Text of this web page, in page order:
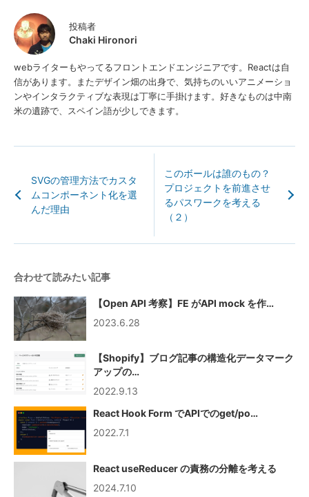
投稿者
Chaki Hironori
webライターもやってるフロントエンドエンジニアです。Reactは自
信があります。またデザイン畑の出身で、気持ちのいいアニメーショ
ンやインタラクティブな表現は丁寧に手掛けます。好きなものは中南
米の遺跡で、スペイン語が少しできます。
SVGの管理方法でカスタ
ムコンポーネント化を選
んだ理由
このボールは誰のもの？
プロジェクトを前進させ
るパスワークを考える
（２）
合わせて読みたい記事
【Open API 考察】FE がAPI mock を作…
2023.6.28
【Shopify】ブログ記事の構造化データマーク
アップの…
2022.9.13
React Hook Form でAPIでのget/po…
2022.7.1
React useReducer の責務の分離を考える
2024.7.10